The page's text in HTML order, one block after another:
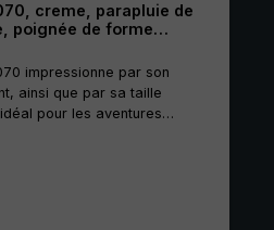
creme, parapluie de
poignée de forme
impressionne par son
ainsi que par sa taille
pour les aventures
d'ouverture/fermeture
parapluie de poche est très
le parapluie